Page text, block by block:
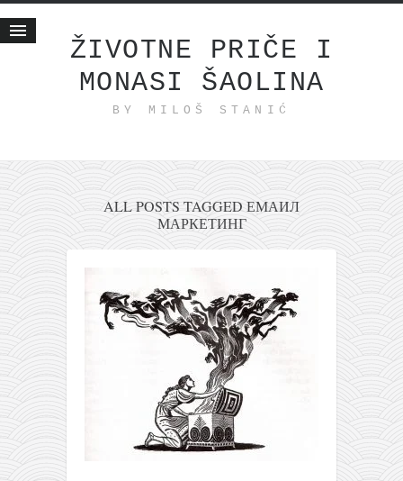
ŽIVOTNE PRIČE I
MONASI ŠAOLINA
BY MILOŠ STANIĆ
Životne priče
internet poslovanje
ishranom do zdravlja
moj haiku
bonus sadržaj
Svetlopis
duhovni otac
zabranjena istorija
ALL POSTS TAGGED ЕМАИЛ
МАРКЕТИНГ